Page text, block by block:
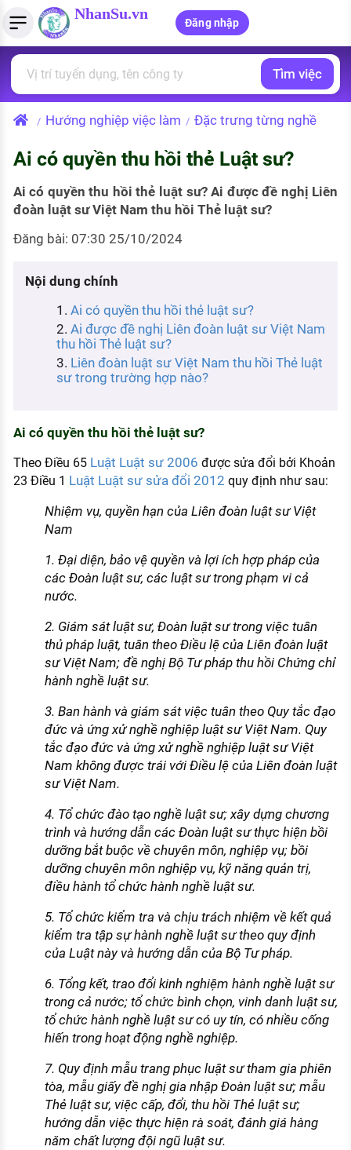
NhanSu.vn
Đăng nhập
Tìm việc làm
Việc làm ngành luật
Việc làm lương cao
Việc làm tốt nhất
CÔNG TY
Danh sách nhà tuyển dụng
Nhà tuyển dụng hàng đầu
Quản lý CV
Tải CV lên
Tạo CV trực tuyến
MẪU CV THEO STYLE
Mẫu CV đơn giản
Mẫu CV hiện đại
Tính lương Gross - Net
Tính thuế thu nhập cá nhân
Tính trợ cấp thất nghiệp
PHÁP LUẬT VIỆT NAM
Văn bản pháp luật
PHÁP LUẬT LAO ĐỘNG
Lao động và tiền lương
Bảo hiểm và phúc lợi
Chính sách lao động
KHÁM PHÁ NGHỀ NGHIỆP
Kỹ năng nghề nghiệp
Đặc trưng từng nghề
Xu hướng việc làm
NHÂN SỰ
TUYỂN DỤNG VIỆC LÀM
Tìm việc
/ Hướng nghiệp việc làm / Đặc trưng từng nghề
Ai có quyền thu hồi thẻ Luật sư?
Ai có quyền thu hồi thẻ luật sư? Ai được đề nghị Liên
đoàn luật sư Việt Nam thu hồi Thẻ luật sư?
Đăng bài: 07:30 25/10/2024
Nội dung chính
Ai có quyền thu hồi thẻ luật sư?
Ai được đề nghị Liên đoàn luật sư Việt Nam
thu hồi Thẻ luật sư?
Liên đoàn luật sư Việt Nam thu hồi Thẻ luật
sư trong trường hợp nào?
Ai có quyền thu hồi thẻ luật sư?
Theo Điều 65 Luật Luật sư 2006 được sửa đổi bởi Khoản
23 Điều 1 Luật Luật sư sửa đổi 2012 quy định như sau:
Nhiệm vụ, quyền hạn của Liên đoàn luật sư Việt
Nam
1. Đại diện, bảo vệ quyền và lợi ích hợp pháp của
các Đoàn luật sư, các luật sư trong phạm vi cả
nước.
2. Giám sát luật sư, Đoàn luật sư trong việc tuân
thủ pháp luật, tuân theo Điều lệ của Liên đoàn luật
sư Việt Nam; đề nghị Bộ Tư pháp thu hồi Chứng chỉ
hành nghề luật sư.
3. Ban hành và giám sát việc tuân theo Quy tắc đạo
đức và ứng xử nghề nghiệp luật sư Việt Nam. Quy
tắc đạo đức và ứng xử nghề nghiệp luật sư Việt
Nam không được trái với Điều lệ của Liên đoàn luật
sư Việt Nam.
4. Tổ chức đào tạo nghề luật sư; xây dựng chương
trình và hướng dẫn các Đoàn luật sư thực hiện bồi
dưỡng bắt buộc về chuyên môn, nghiệp vụ; bồi
dưỡng chuyên môn nghiệp vụ, kỹ năng quản trị,
điều hành tổ chức hành nghề luật sư.
5. Tổ chức kiểm tra và chịu trách nhiệm về kết quả
kiểm tra tập sự hành nghề luật sư theo quy định
của Luật này và hướng dẫn của Bộ Tư pháp.
6. Tổng kết, trao đổi kinh nghiệm hành nghề luật sư
trong cả nước; tổ chức bình chọn, vinh danh luật sư,
tổ chức hành nghề luật sư có uy tín, có nhiều cống
hiến trong hoạt động nghề nghiệp.
7. Quy định mẫu trang phục luật sư tham gia phiên
tòa, mẫu giấy đề nghị gia nhập Đoàn luật sư; mẫu
Thẻ luật sư, việc cấp, đổi, thu hồi Thẻ luật sư;
hướng dẫn việc thực hiện rà soát, đánh giá hàng
năm chất lượng đội ngũ luật sư.